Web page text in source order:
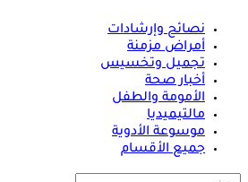
نصائح وإرشادات
أمراض مزمنة
تجميل وتخسيس
أخبار صحة
الأمومة والطفل
مالتيميديا
موسوعة الأدوية
جميع الأقسام